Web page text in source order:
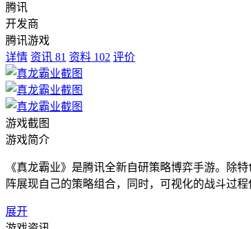
腾讯
开发商
腾讯游戏
详情 资讯 81 资料 102 评价
游戏截图
游戏简介
《真龙霸业》是腾讯全新自研策略博弈手游。除
阵展现自己的策略组合，同时，可视化的战斗过
展开